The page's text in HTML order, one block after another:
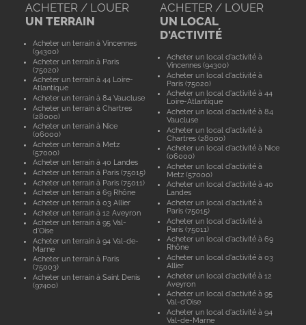
ACHETER / LOUER
UN TERRAIN
Acheter un terrain à Vincennes
(94300)
Acheter un terrain à Paris
(75020)
Acheter un terrain à 44 Loire-
Atlantique
Acheter un terrain à 84 Vaucluse
Acheter un terrain à Chartres
(28000)
Acheter un terrain à Nice
(06000)
Acheter un terrain à Metz
(57000)
Acheter un terrain à 40 Landes
Acheter un terrain à Paris (75015)
Acheter un terrain à Paris (75011)
Acheter un terrain à 69 Rhône
Acheter un terrain à 03 Allier
Acheter un terrain à 12 Aveyron
Acheter un terrain à 95 Val-
d'Oise
Acheter un terrain à 94 Val-de-
Marne
Acheter un terrain à Paris
(75003)
Acheter un terrain à Saint Denis
(97400)
ACHETER / LOUER
UN LOCAL
D'ACTIVITÉ
Acheter un local d'activité à
Vincennes (94300)
Acheter un local d'activité à
Paris (75020)
Acheter un local d'activité à 44
Loire-Atlantique
Acheter un local d'activité à 84
Vaucluse
Acheter un local d'activité à
Chartres (28000)
Acheter un local d'activité à Nice
(06000)
Acheter un local d'activité à
Metz (57000)
Acheter un local d'activité à 40
Landes
Acheter un local d'activité à
Paris (75015)
Acheter un local d'activité à
Paris (75011)
Acheter un local d'activité à 69
Rhône
Acheter un local d'activité à 03
Allier
Acheter un local d'activité à 12
Aveyron
Acheter un local d'activité à 95
Val-d'Oise
Acheter un local d'activité à 94
Val-de-Marne